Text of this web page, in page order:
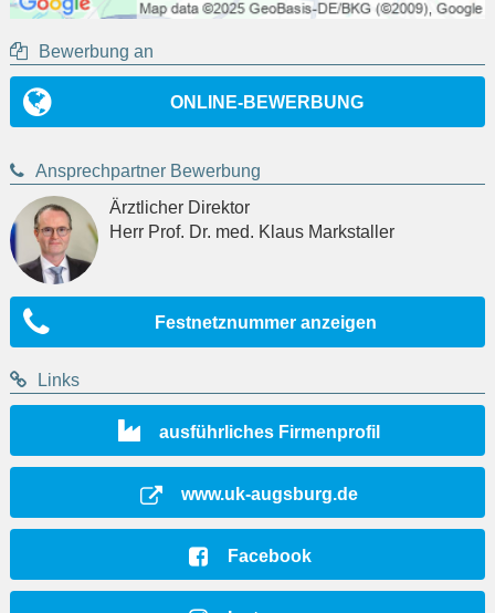
Bewerbung an
ONLINE-BEWERBUNG
Ansprechpartner Bewerbung
Ärztlicher Direktor
Herr Prof. Dr. med. Klaus Markstaller
Festnetznummer anzeigen
Links
ausführliches Firmenprofil
www.uk-augsburg.de
Facebook